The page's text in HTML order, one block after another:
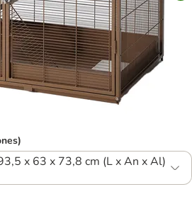
x 63 x 73,8 cm (L x An x Al)